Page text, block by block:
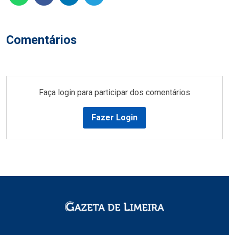
Comentários
Faça login para participar dos comentários
Fazer Login